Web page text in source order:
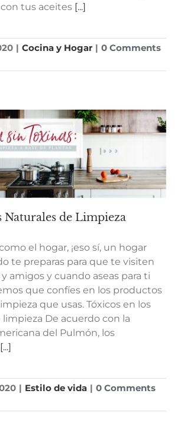
tus aceites [...]
| Cocina y Hogar | 0 Comments
Naturales de Limpieza
el hogar, ¡eso sí, un hogar
te preparas para que te visiten
amigos y cuando aseas para ti
que confíes en los productos
que usas. Tóxicos en los
De acuerdo con la
del Pulmón, los
[...]
| Estilo de vida | 0 Comments